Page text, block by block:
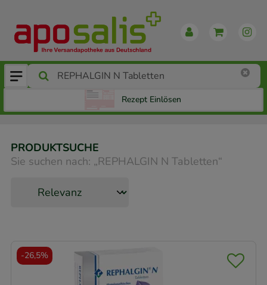
Rezept Einlösen
PRODUKTSUCHE
Sie suchen nach: „REPHALGIN N Tabletten“
-26,5%